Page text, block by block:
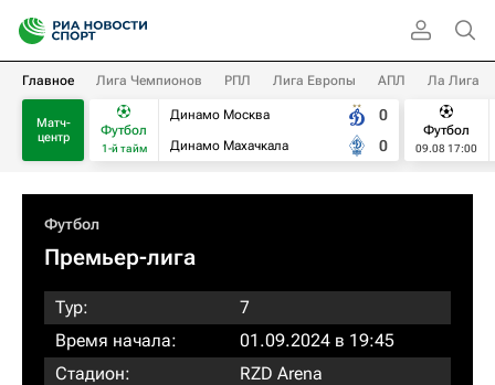
Главное Лига Чемпионов РПЛ Лига Европы АПЛ Ла Лига
Матч-
центр
Футбол
1-й тайм
Динамо Москва
Динамо Махачкала
0
0
Футбол
09.08 17:00
Футбол
Премьер-лига
Тур:
7
Время начала:
01.09.2024 в 19:45
Стадион:
RZD Arena